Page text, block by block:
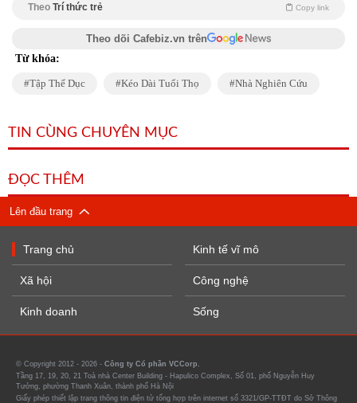
Theo Trí thức trẻ Copy link
Theo dõi Cafebiz.vn trên
Từ khóa:
Tập Thể Dục Kéo Dài Tuổi Thọ Nhà Nghiên Cứu
TIN CÙNG CHUYÊN MỤC
ĐỌC THÊM
Lên đầu trang
Trang chủ
Xã hội
Kinh doanh
Kinh tế vĩ mô
Công nghệ
Sống
© Copyright 2012 - 2026 - Công ty Cổ phần VCCorp.
Tầng 17, 19, 20, 21 Toà nhà Center Building - Hapulico Complex, Số 01, phố Nguyễn Huy
Tưởng, phường Thanh Xuân, thành phố Hà Nội
Giấy phép thiết lập trang thông tin điện tử tổng hợp trên internet số 3321/GP-TTĐT do Sở Thông